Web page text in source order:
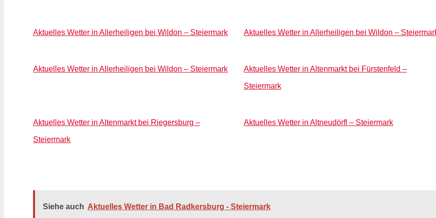
Aktuelles Wetter in Allerheiligen bei Wildon – Steiermark Aktuelles Wetter in Allerheiligen bei Wildon –
Aktuelles Wetter in Allerheiligen bei Wildon – Steiermark Aktuelles Wetter in Altenmarkt bei Fürstenfeld –
Steiermark
Aktuelles Wetter in Altenmarkt bei Riegersburg –
Steiermark
Aktuelles Wetter in Altneudörfl – Steiermark
Siehe auch Aktuelles Wetter in Bad Radkersburg - Steiermark